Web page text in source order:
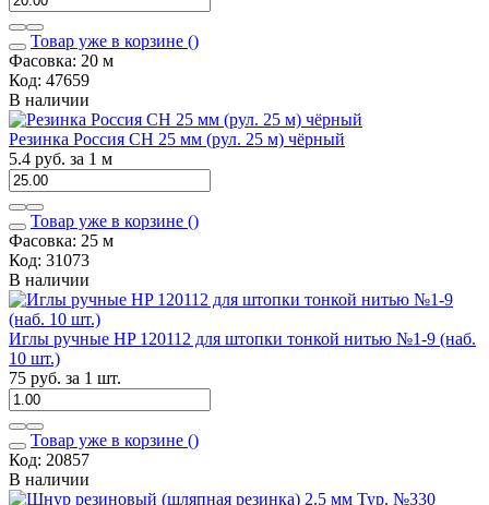
Товар уже в корзине ()
Фасовка: 20 м
Код: 47659
В наличии
Резинка Россия СН 25 мм (рул. 25 м) чёрный
5.4 руб. за 1 м
Товар уже в корзине ()
Фасовка: 25 м
Код: 31073
В наличии
Иглы ручные HP 120112 для штопки тонкой нитью №1-9 (наб.
10 шт.)
75 руб. за 1 шт.
Товар уже в корзине ()
Код: 20857
В наличии